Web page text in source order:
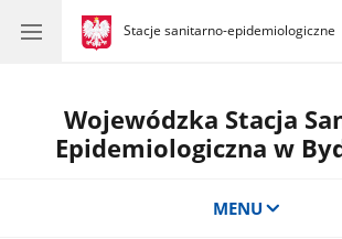
gov.pl
Stacje sanitarno-epidemiologiczne
gov.pl
Stacje
Wojewódzka Stacja
Epidemiologiczna w
MENU